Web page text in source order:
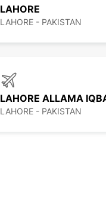
LAHORE
LAHORE - PAKISTAN
LAHORE - PAKISTAN